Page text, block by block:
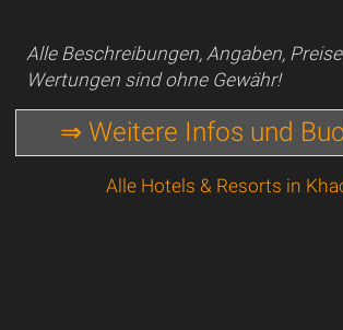
Alle Beschreibungen, Angaben,
Wertungen sind ohne Gewähr!
⇒ Weitere Infos und
Alle Hotels & Resorts in